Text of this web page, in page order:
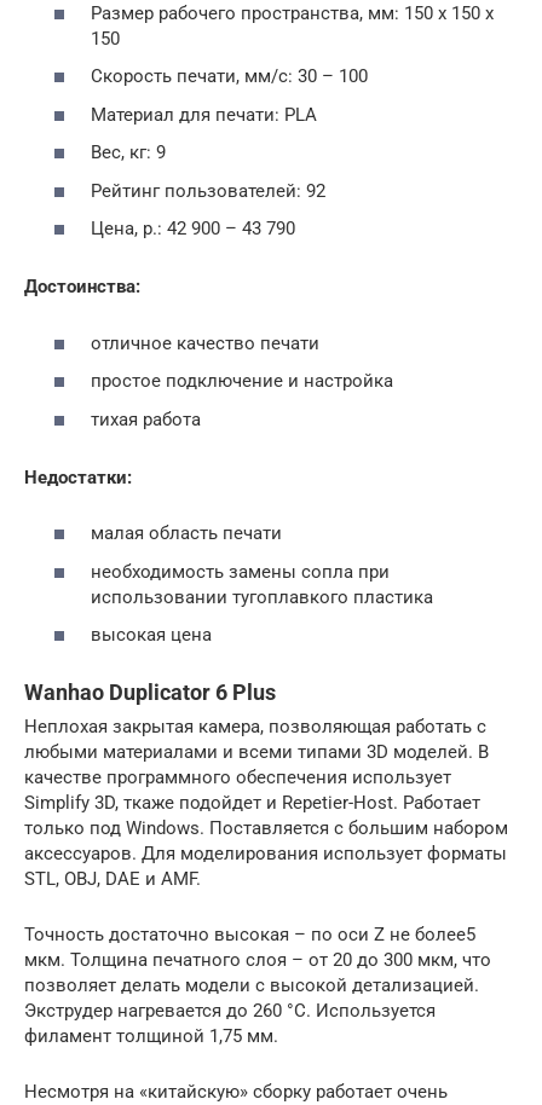
Размер рабочего пространства, мм: 150 х 150 х
150
Скорость печати, мм/с: 30 – 100
Материал для печати: PLA
Вес, кг: 9
Рейтинг пользователей: 92
Цена, р.: 42 900 – 43 790
Достоинства:
отличное качество печати
простое подключение и настройка
тихая работа
Недостатки:
малая область печати
необходимость замены сопла при
использовании тугоплавкого пластика
высокая цена
Wanhao Duplicator 6 Plus
Неплохая закрытая камера, позволяющая работать с
любыми материалами и всеми типами 3D моделей. В
качестве программного обеспечения использует
Simplify 3D, ткаже подойдет и Repetier-Host. Работает
только под Windows. Поставляется с большим набором
аксессуаров. Для моделирования использует форматы
STL, OBJ, DAE и AMF.
Точность достаточно высокая – по оси Z не более5
мкм. Толщина печатного слоя – от 20 до 300 мкм, что
позволяет делать модели с высокой детализацией.
Экструдер нагревается до 260 °С. Используется
филамент толщиной 1,75 мм.
Несмотря на «китайскую» сборку работает очень